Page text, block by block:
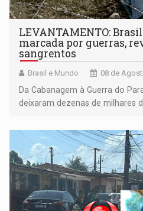
LEVANTAMENTO:
marcada por guerras,
sangrentos
Brasil e Mundo 08 de
Da Cabanagem à Guerra do
deixaram dezenas de milhares
territoriais e sociais